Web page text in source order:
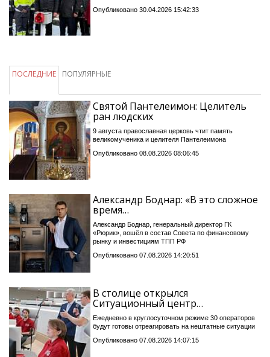
Опубликовано 30.04.2026 15:42:33
ПОСЛЕДНИЕ ПОПУЛЯРНЫЕ
Святой Пантелеимон: Целитель
ран людских
9 августа православная церковь чтит память
великомученика и целителя Пантелеимона
Опубликовано 08.08.2026 08:06:45
Александр Боднар: «В это сложное
время…
Александр Боднар, генеральный директор ГК
«Рюрик», вошёл в состав Совета по финансовому
рынку и инвестициям ТПП РФ
Опубликовано 07.08.2026 14:20:51
В столице открылся
Ситуационный центр…
Ежедневно в круглосуточном режиме 30 операторов
будут готовы отреагировать на нештатные ситуации
Опубликовано 07.08.2026 14:07:15